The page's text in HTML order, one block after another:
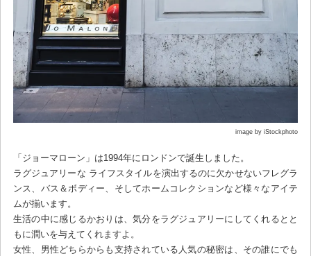
image by iStockphoto
「ジョーマローン」は1994年にロンドンで誕生しました。
ラグジュアリーな ライフスタイルを演出するのに欠かせないフレグラ
ンス、バス＆ボディー、そしてホームコレクションなど様々なアイテ
ムが揃います。
生活の中に感じるかおりは、気分をラグジュアリーにしてくれるとと
もに潤いを与えてくれますよ。
女性、男性どちらからも支持されている人気の秘密は、その誰にでも